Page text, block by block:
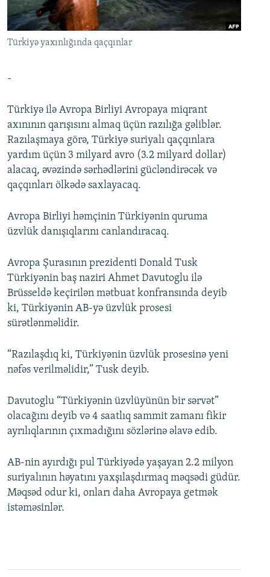
İNFOQRAFIKA
KARIKATURA
AZƏRBAYCAN ƏDƏBIYYATI KITABXANASI
İSLAM VƏ DEMOKRATIYA
MISSIYAMIZ
PEŞƏ ETIKASI VƏ JURNALISTIKA STANDARTLARIMIZ
XƏBƏR BÜLLETENLƏRIMIZ
BIZI IZLƏ
Türkiyə yaxınlığında qaçqınlar
-
Türkiyə ilə Avropa Birliyi Avropaya miqrant
axınının qarışısını almaq üçün razılığa gəliblər.
Razılaşmaya görə, Türkiyə suriyalı qaçqınlara
yardım üçün 3 milyard avro (3.2 milyard dollar)
alacaq, əvəzində sərhədlərini gücləndirəcək və
qaçqınları ölkədə saxlayacaq.
Avropa Birliyi həmçinin Türkiyənin quruma
üzvlük danışıqlarını canlandıracaq.
Avropa Şurasının prezidenti Donald Tusk
Türkiyənin baş naziri Ahmet Davutoglu ilə
Brüsseldə keçirilən mətbuat konfransında deyib
ki, Türkiyənin AB-yə üzvlük prosesi
sürətlənməlidir.
“Razılaşdıq ki, Türkiyənin üzvlük prosesinə yeni
nəfəs verilməlidir,” Tusk deyib.
Davutoglu “Türkiyənin üzvlüyünün bir sərvət”
olacağını deyib və 4 saatlıq sammit zamanı fikir
ayrılıqlarının çıxmadığını sözlərinə əlavə edib.
AB-nin ayırdığı pul Türkiyədə yaşayan 2.2 milyon
suriyalının həyatını yaxşılaşdırmaq məqsədi güdür.
Məqsəd odur ki, onları daha Avropaya getmək
istəməsinlər.